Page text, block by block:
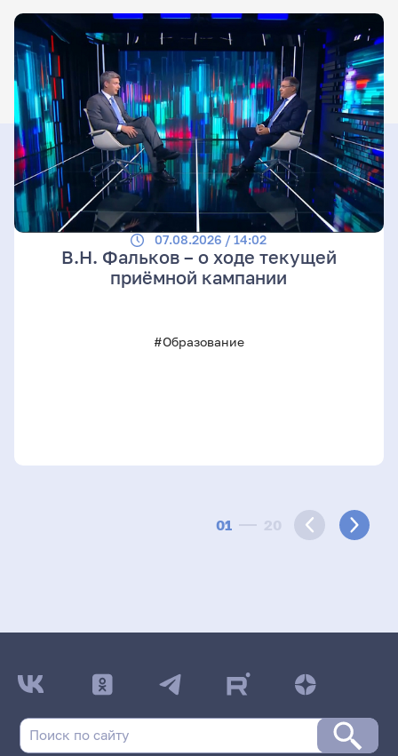
01 20
07.08.2026 / 14:02
В.Н. Фальков – о ходе текущей
приёмной кампании
#Образование